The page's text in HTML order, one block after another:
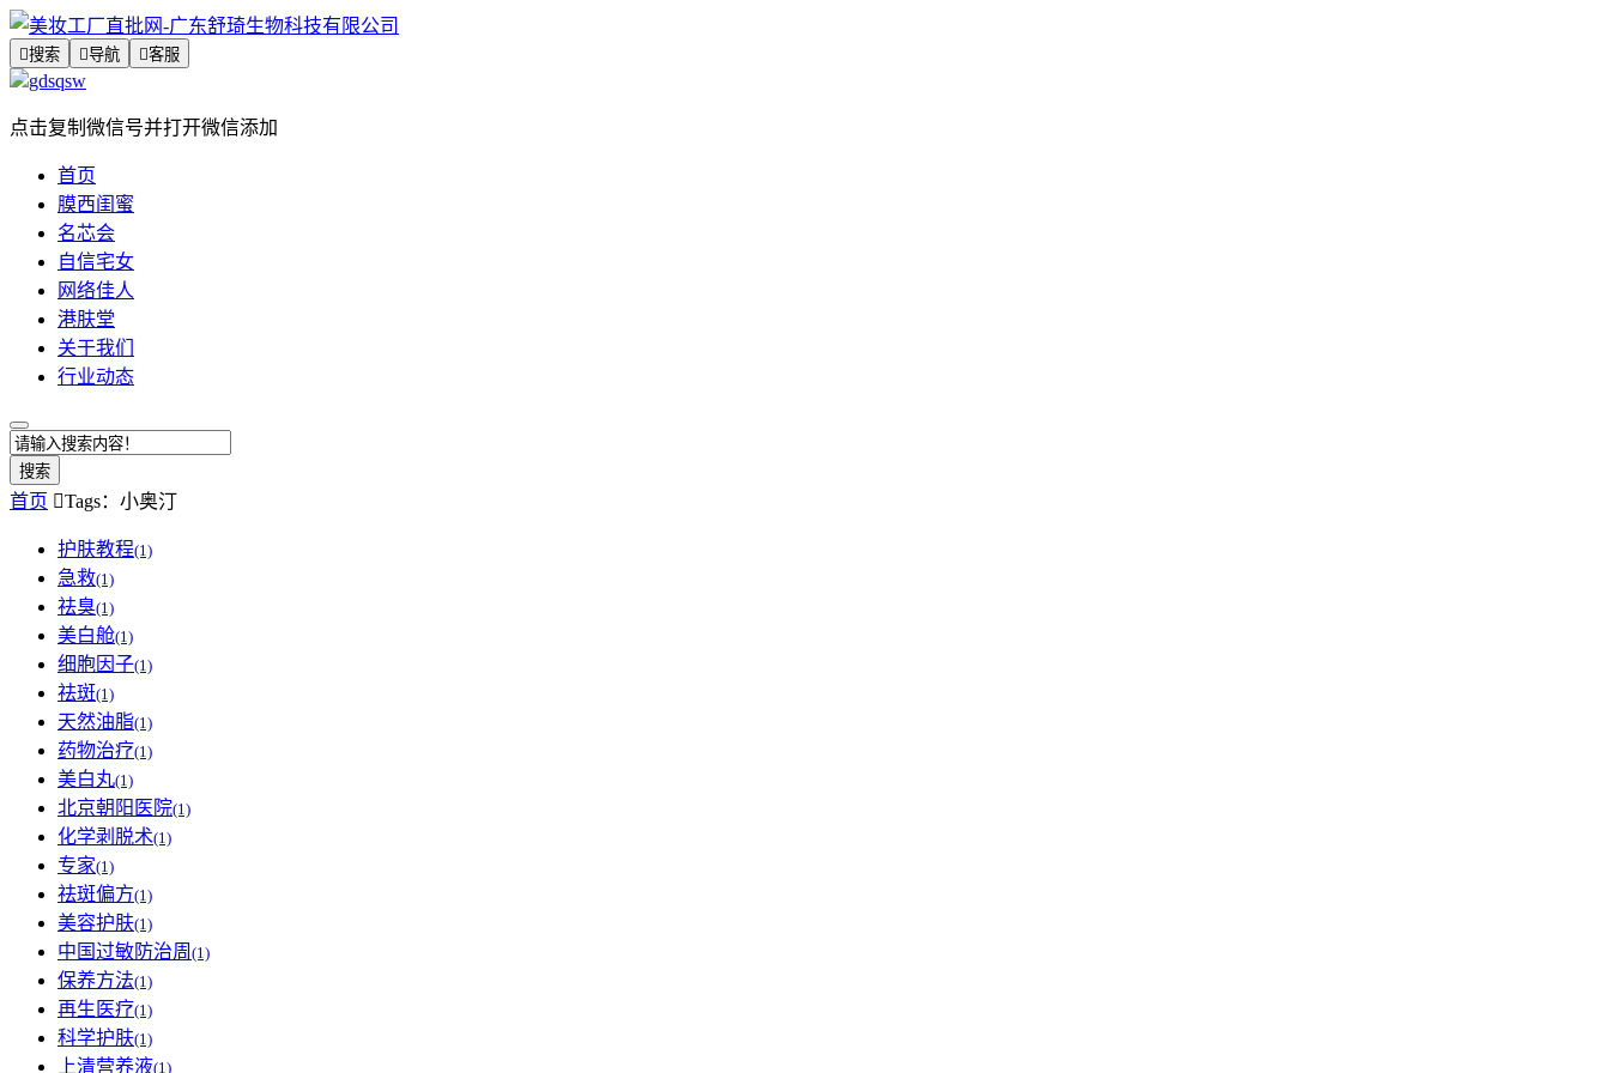
搜索 导航 客服
gdsqsw
点击复制微信号并打开微信添加
首页
膜西闺蜜
名芯会
自信宅女
网络佳人
港肤堂
关于我们
行业动态
搜索
首页 Tags：小奥汀
护肤教程(1)
急救(1)
祛臭(1)
美白舱(1)
细胞因子(1)
祛斑(1)
天然油脂(1)
药物治疗(1)
美白丸(1)
北京朝阳医院(1)
化学剥脱术(1)
专家(1)
祛斑偏方(1)
美容护肤(1)
中国过敏防治周 (1)
保养方法(1)
再生医疗(1)
科学护肤(1)
上清营养液(1)